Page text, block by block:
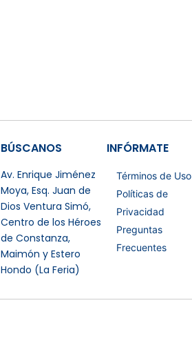
BÚSCANOS
Av. Enrique Jiménez
Moya, Esq. Juan de
Dios Ventura Simó,
Centro de los Héroes
de Constanza,
Maimón y Estero
Hondo (La Feria)
INFÓRMATE
Términos de Uso
Políticas de
Privacidad
Preguntas
Frecuentes